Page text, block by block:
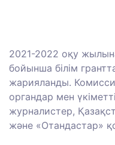
2021-2022 оқу
бойынша білім
жарияланды.
органдар мен
журналистер,
және «Отандастар»